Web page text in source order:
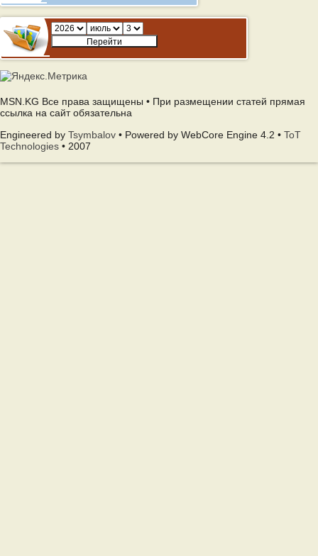
MSN.KG Все права защищены • При размещении статей прямая
ссылка на сайт обязательна
Engineered by Tsymbalov • Powered by WebCore Engine 4.2 • ToT
Technologies • 2007